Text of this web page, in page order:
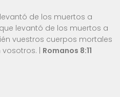
de los muertos a
levantó de los muertos a
vuestros cuerpos mortales
| Romanos 8:11